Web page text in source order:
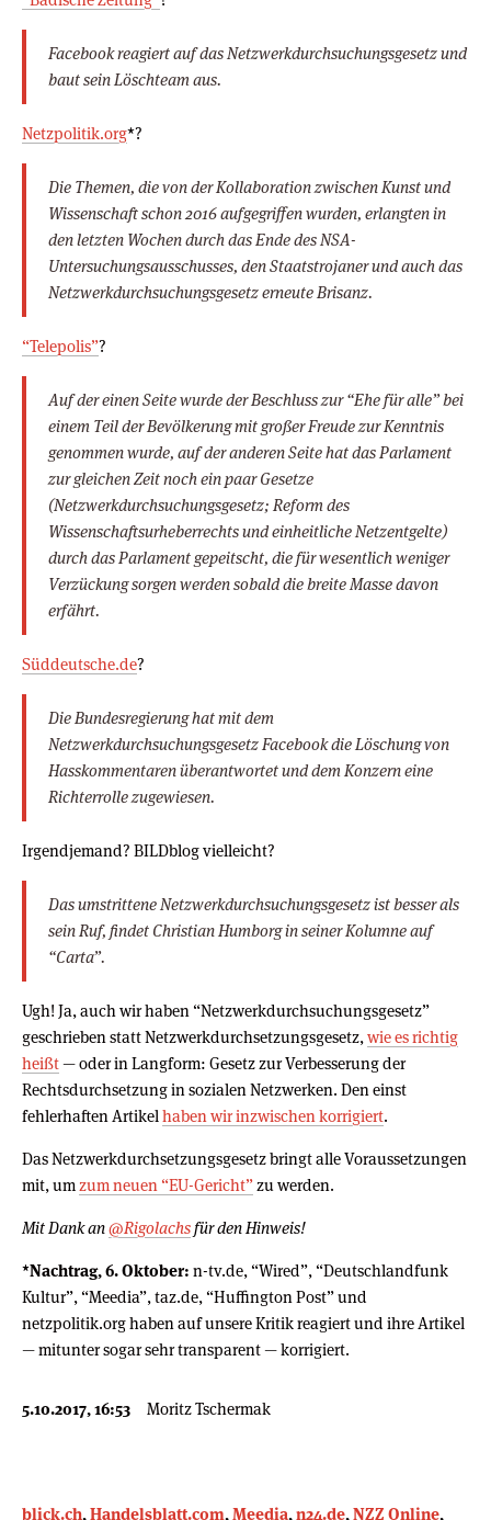
Facebook reagiert auf das Netzwerkdurchsuchungsgesetz und
baut sein Löschteam aus.
Netzpolitik.org*?
Die Themen, die von der Kollaboration zwischen Kunst und
Wissenschaft schon 2016 aufgegriffen wurden, erlangten in
den letzten Wochen durch das Ende des NSA-
Untersuchungsausschusses, den Staatstrojaner und auch das
Netzwerkdurchsuchungsgesetz erneute Brisanz.
“Telepolis”?
Auf der einen Seite wurde der Beschluss zur “Ehe für alle” bei
einem Teil der Bevölkerung mit großer Freude zur Kenntnis
genommen wurde, auf der anderen Seite hat das Parlament
zur gleichen Zeit noch ein paar Gesetze
(Netzwerkdurchsuchungsgesetz; Reform des
Wissenschaftsurheberrechts und einheitliche Netzentgelte)
durch das Parlament gepeitscht, die für wesentlich weniger
Verzückung sorgen werden sobald die breite Masse davon
erfährt.
Süddeutsche.de?
Die Bundesregierung hat mit dem
Netzwerkdurchsuchungsgesetz Facebook die Löschung von
Hasskommentaren überantwortet und dem Konzern eine
Richterrolle zugewiesen.
Irgendjemand? BILDblog vielleicht?
Das umstrittene Netzwerkdurchsuchungsgesetz ist besser als
sein Ruf, findet Christian Humborg in seiner Kolumne auf
“Carta”.
Ugh! Ja, auch wir haben “Netzwerkdurchsuchungsgesetz”
geschrieben statt Netzwerkdurchsetzungsgesetz,wie es richtig
heißt— oder in Langform: Gesetz zur Verbesserung der
Rechtsdurchsetzung in sozialen Netzwerken. Den einst
fehlerhaften Artikelhaben wir inzwischen korrigiert.
Das Netzwerkdurchsetzungsgesetz bringt alle Voraussetzungen
mit, umzum neuen “EU-Gericht”zu werden.
Mit Dank an@Rigolachsfür den Hinweis!
*Nachtrag, 6. Oktober: n-tv.de, “Wired”, “Deutschlandfunk
Kultur”, “Meedia”, taz.de, “Huffington Post” und
netzpolitik.org haben auf unsere Kritik reagiert und ihre Artikel
— mitunter sogar sehr transparent — korrigiert.
5.10.2017, 16:53 Moritz Tschermak
blick.ch,Handelsblatt.com,Meedia,n24.de,NZZ Online,